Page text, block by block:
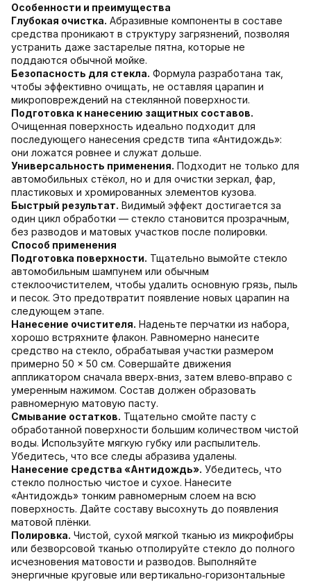
Особенности и преимущества
Глубокая очистка. Абразивные компоненты в составе
средства проникают в структуру загрязнений, позволяя
устранить даже застарелые пятна, которые не
поддаются обычной мойке.
Безопасность для стекла. Формула разработана так,
чтобы эффективно очищать, не оставляя царапин и
микроповреждений на стеклянной поверхности.
Подготовка к нанесению защитных составов.
Очищенная поверхность идеально подходит для
последующего нанесения средств типа «Антидождь»:
они ложатся ровнее и служат дольше.
Универсальность применения. Подходит не только для
автомобильных стёкол, но и для очистки зеркал, фар,
пластиковых и хромированных элементов кузова.
Быстрый результат. Видимый эффект достигается за
один цикл обработки — стекло становится прозрачным,
без разводов и матовых участков после полировки.
Способ применения
Подготовка поверхности. Тщательно вымойте стекло
автомобильным шампунем или обычным
стеклоочистителем, чтобы удалить основную грязь, пыль
и песок. Это предотвратит появление новых царапин на
следующем этапе.
Нанесение очистителя. Наденьте перчатки из набора,
хорошо встряхните флакон. Равномерно нанесите
средство на стекло, обрабатывая участки размером
примерно 50 × 50 см. Совершайте движения
аппликатором сначала вверх‑вниз, затем влево‑вправо с
умеренным нажимом. Состав должен образовать
равномерную матовую пасту.
Смывание остатков. Тщательно смойте пасту с
обработанной поверхности большим количеством чистой
воды. Используйте мягкую губку или распылитель.
Убедитесь, что все следы абразива удалены.
Нанесение средства «Антидождь». Убедитесь, что
стекло полностью чистое и сухое. Нанесите
«Антидождь» тонким равномерным слоем на всю
поверхность. Дайте составу высохнуть до появления
матовой плёнки.
Полировка. Чистой, сухой мягкой тканью из микрофибры
или безворсовой тканью отполируйте стекло до полного
исчезновения матовости и разводов. Выполняйте
энергичные круговые или вертикально‑горизонтальные